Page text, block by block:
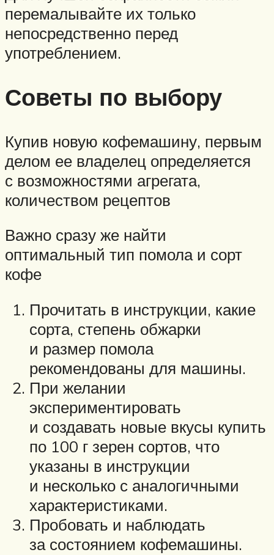
перемалывайте их только
непосредственно перед
употреблением.
Советы по выбору
Купив новую кофемашину, первым
делом ее владелец определяется
с возможностями агрегата,
количеством рецептов
Важно сразу же найти
оптимальный тип помола и сорт
кофе
Прочитать в инструкции, какие
сорта, степень обжарки
и размер помола
рекомендованы для машины.
При желании
экспериментировать
и создавать новые вкусы купить
по 100 г зерен сортов, что
указаны в инструкции
и несколько с аналогичными
характеристиками.
Пробовать и наблюдать
за состоянием кофемашины.